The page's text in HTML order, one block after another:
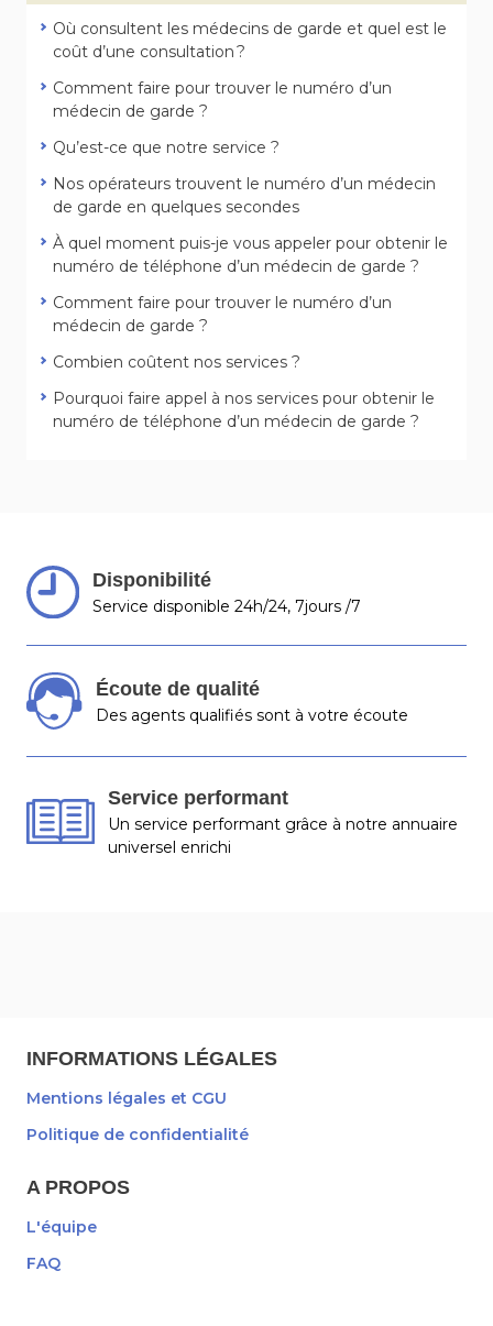
Où consultent les médecins de garde et quel est le
coût d’une consultation ?
Comment faire pour trouver le numéro d’un
médecin de garde ?
Qu’est-ce que notre service ?
Nos opérateurs trouvent le numéro d’un médecin
de garde en quelques secondes
À quel moment puis-je vous appeler pour obtenir le
numéro de téléphone d’un médecin de garde ?
Comment faire pour trouver le numéro d’un
médecin de garde ?
Combien coûtent nos services ?
Pourquoi faire appel à nos services pour obtenir le
numéro de téléphone d’un médecin de garde ?
Disponibilité
Service disponible 24h/24, 7jours /7
Écoute de qualité
Des agents qualifiés sont à votre écoute
Service performant
Un service performant grâce à notre annuaire
universel enrichi
INFORMATIONS LÉGALES
Mentions légales et CGU
Politique de confidentialité
A PROPOS
L'équipe
FAQ